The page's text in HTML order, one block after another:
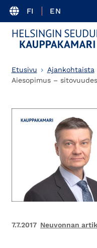
FI EN
Etusivu Ajankohtaista
Aiesopimus –
7.7.2017 Neuvonnan